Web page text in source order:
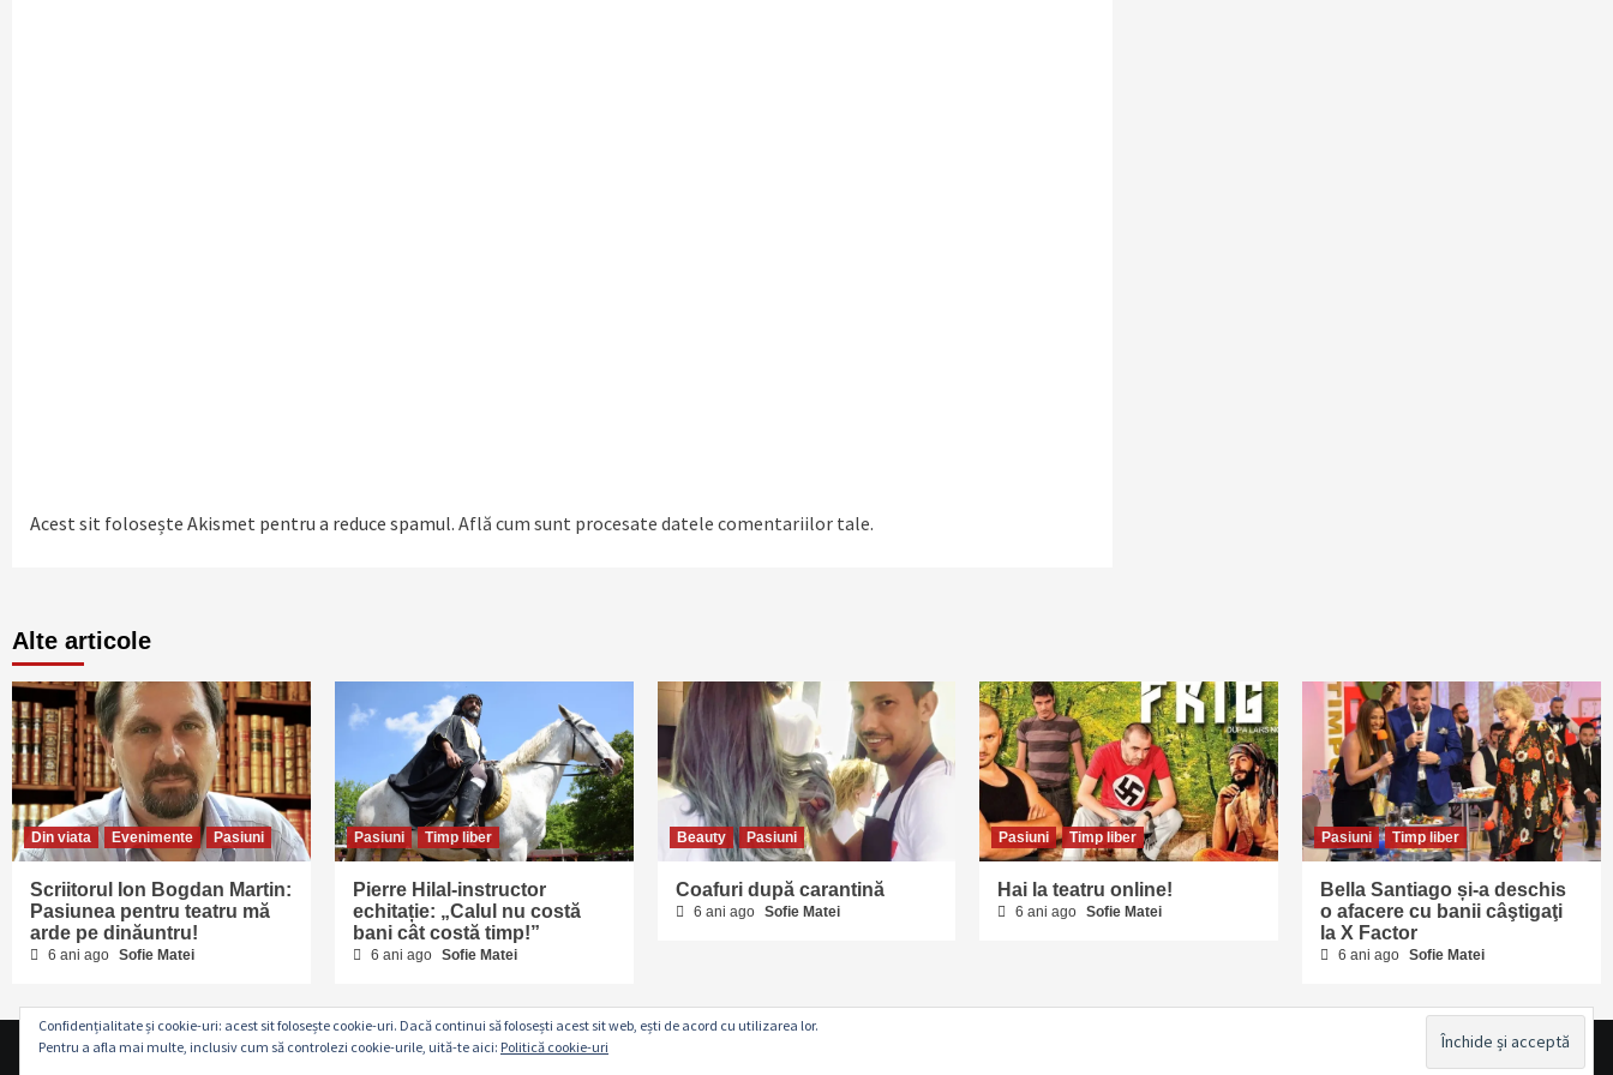
Acest sit folosește Akismet pentru a reduce spamul. Află cum sunt procesate datele comentariilor tale.
Alte articole
Din viata Evenimente Pasiuni
Scriitorul Ion Bogdan Martin:
Pasiunea pentru teatru mă
arde pe dinăuntru!
6 ani ago Sofie Matei
Pasiuni Timp liber
Pierre Hilal-instructor
echitație: „Calul nu costă
bani cât costă timp!”
6 ani ago Sofie Matei
Beauty Pasiuni
Coafuri după carantină
6 ani ago Sofie Matei
Pasiuni Timp liber
Hai la teatru online!
6 ani ago Sofie Matei
Pasiuni Timp liber
Bella Santiago și-a deschis
o afacere cu banii câştigaţi
la X Factor
6 ani ago Sofie Matei
Confidențialitate și cookie-uri: acest sit folosește cookie-uri. Dacă continui să folosești acest sit web, ești de acord cu utilizarea lor.
Pentru a afla mai multe, inclusiv cum să controlezi cookie-urile, uită-te aici: Politică cookie-uri